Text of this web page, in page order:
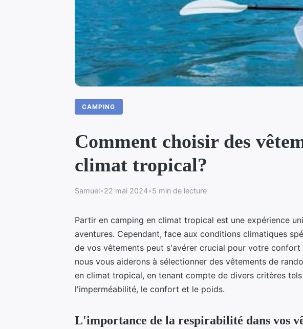
CAMPING
Comment choisir des
climat tropical?
Samuel•22 mai 2024•5 min de lecture
Partir en camping en climat tropical est une expérience
aventures. Cependant, face aux conditions climatiques
de vos vêtements peut s'avérer crucial pour votre confort
nous vous aiderons à sélectionner des vêtements de
en climat tropical, en tenant compte de divers critères
l'imperméabilité, le confort et le poids.
L'importance de la respirabilité dans vos